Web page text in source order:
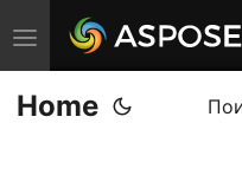
П
е
р
Home